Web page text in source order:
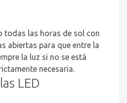
todas las horas de sol con
abiertas para que entre la
la luz si no se está
necesaria.
LED